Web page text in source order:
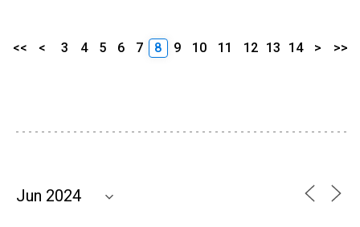
<< < 3 4 5 6 7 8 9 10 11 12 13 14 > >>